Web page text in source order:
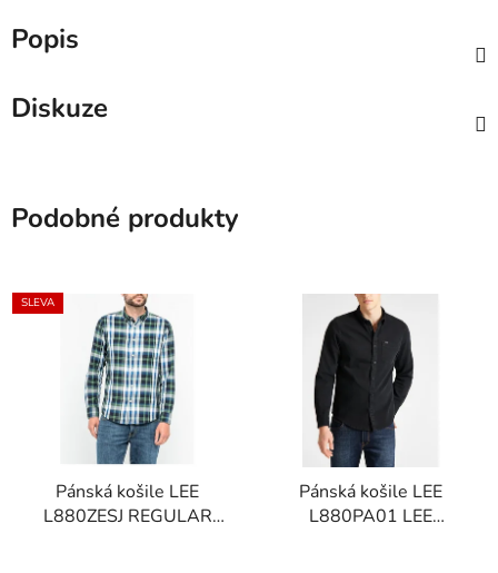
Popis
Diskuze
Podobné produkty
SLEVA
Pánská košile LEE
L880ZESJ REGULAR
Pánská košile LEE
L880PA01 LEE